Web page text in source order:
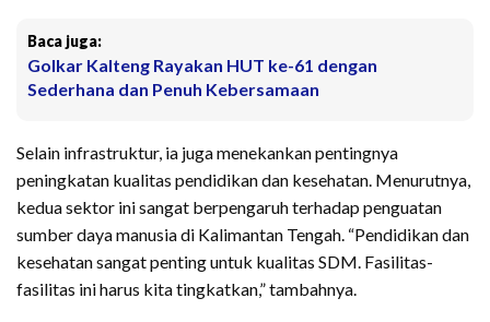
Baca juga:
Golkar Kalteng Rayakan HUT ke-61 dengan
Sederhana dan Penuh Kebersamaan
Selain infrastruktur, ia juga menekankan pentingnya
peningkatan kualitas pendidikan dan kesehatan. Menurutnya,
kedua sektor ini sangat berpengaruh terhadap penguatan
sumber daya manusia di Kalimantan Tengah. “Pendidikan dan
kesehatan sangat penting untuk kualitas SDM. Fasilitas-
fasilitas ini harus kita tingkatkan,” tambahnya.